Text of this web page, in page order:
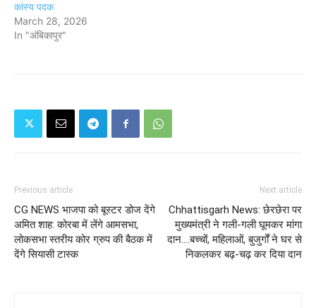
कांस्य पदक
March 28, 2026
In "अंबिकापुर"
Previous article
CG NEWS भाजपा को बूस्टर डोज देंगे
अमित शाह: कोरबा में लेंगे आमसभा,
लोकसभा स्तरीय कोर ग्रुप की बैठक में
देंगे सियासी टास्क
Next article
Chhattisgarh News: छेरछेरा पर
मुख्यमंत्री ने गली-गली घूमकर मांगा
दान....बच्चों, महिलाओं, बुजुर्गों ने घर से
निकलकर बढ़-चढ़ कर दिया दान